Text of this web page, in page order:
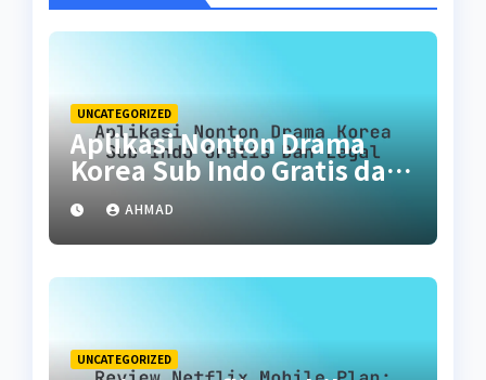
UNCATEGORIZED
Aplikasi Nonton Drama
Korea Sub Indo Gratis dan
LegalAHMAD
UNCATEGORIZED